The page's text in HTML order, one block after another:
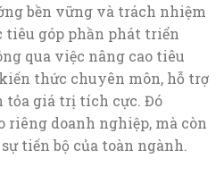
bền vững và trách nhiệm
tiêu góp phần phát triển
qua việc nâng cao tiêu
thức chuyên môn, hỗ trợ
tỏa giá trị tích cực. Đó
doanh nghiệp, mà còn
tiến bộ của toàn ngành.